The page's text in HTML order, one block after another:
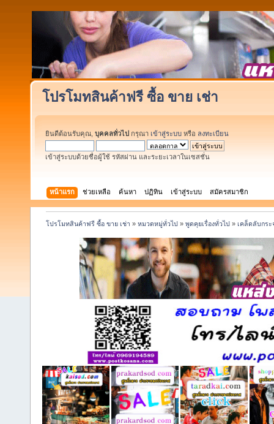
โปรโมทสินค้าฟรี ซื้อ ขาย เช่า
ยินดีต้อนรับคุณ, บุคคลทั่วไป กรุณา เข้าสู่ระบบ หรือ ลงทะเบียน
เข้าสู่ระบบด้วยชื่อผู้ใช้ รหัสผ่าน และระยะเวลาในเซสชั่น
หน้าแรก ช่วยเหลือ ค้นหา ปฏิทิน เข้าสู่ระบบ สมัครสมาชิก
โปรโมทสินค้าฟรี ซื้อ ขาย เช่า »หมวดหมู่ทั่วไป »พูดคุยเรื่องทั่วไป »เคล็ดลับกร